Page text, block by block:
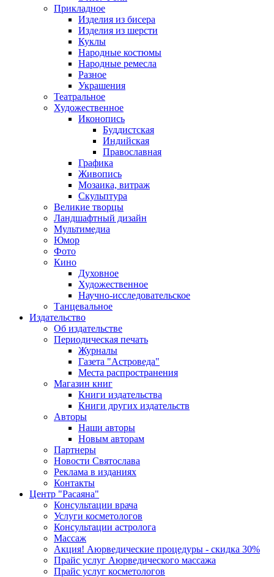
Прикладное
Изделия из бисера
Изделия из шерсти
Куклы
Народные костюмы
Народные ремесла
Разное
Украшения
Театральное
Художественное
Иконопись
Буддистская
Индийская
Православная
Графика
Живопись
Мозаика, витраж
Скульптура
Великие творцы
Ландшафтный дизайн
Мультимедиа
Юмор
Фото
Кино
Духовное
Художественное
Научно-исследовательское
Танцевальное
Издательство
Об издательстве
Периодическая печать
Журналы
Газета "Астроведа"
Места распространения
Магазин книг
Книги издательства
Книги других издательств
Авторы
Наши авторы
Новым авторам
Партнеры
Новости Святослава
Реклама в изданиях
Контакты
Центр "Расаяна"
Консультации врача
Услуги косметологов
Консультации астролога
Массаж
Акция! Аюрведические процедуры - скидка 30%
Прайс услуг Аюрведического массажа
Прайс услуг косметологов